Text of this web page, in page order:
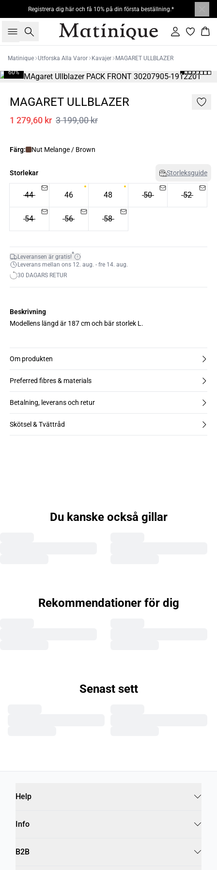
Registrera dig här och få 10% på din första beställning.*
Sök Logga in
Matinique Utforska Alla Varor Kavajer MAGARET ULLBLAZER
60%
MAGARET ULLBLAZER
1 279,60 kr 3 199,00 kr
Färg: Nut Melange / Brown
Storlekar Storleksguide
44 46 48 50 52
54 56 58
Leveransen är gratis!*
Leverans mellan ons 12. aug. - fre 14. aug.
30 DAGARS RETUR
Beskrivning
Modellens längd är 187 cm och bär storlek L.
Om produkten
Preferred fibres & materials
Betalning, leverans och retur
Skötsel & Tvättråd
Du kanske också gillar
Rekommendationer för dig
Senast sett
Help
Info
B2B